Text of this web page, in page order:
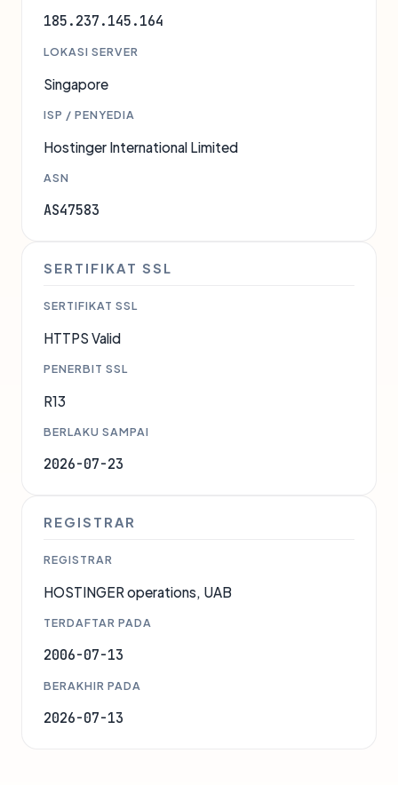
185.237.145.164
LOKASI SERVER
Singapore
ISP / PENYEDIA
Hostinger International Limited
ASN
AS47583
SERTIFIKAT SSL
SERTIFIKAT SSL
HTTPS Valid
PENERBIT SSL
R13
BERLAKU SAMPAI
2026-07-23
REGISTRAR
REGISTRAR
HOSTINGER operations, UAB
TERDAFTAR PADA
2006-07-13
BERAKHIR PADA
2026-07-13